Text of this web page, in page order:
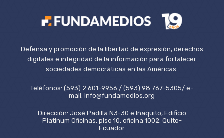
Defensa y promoción de la libertad de expresión, derechos
digitales e integridad de la información para fortalecer
sociedades democráticas en las Américas.
Teléfonos: (593) 2 601-9956 / (593) 98 767-5305/ e-
mail: info@fundamedios.org
Dirección: José Padilla N3-30 e Iñaquito, Edificio
Platinum Oficinas, piso 10, oficina 1002. Quito-
Ecuador